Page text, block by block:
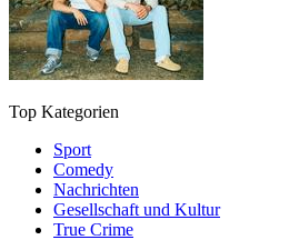
Top Kategorien
Sport
Comedy
Nachrichten
Gesellschaft und Kultur
True Crime